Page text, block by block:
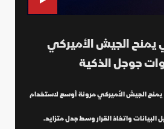
يمنح الجيش الأميركي
جوجل الذكية
يمنح الجيش الأميركي مرونة أوسع لاستخدام
واتخاذ القرار وسط جدل متزايد.